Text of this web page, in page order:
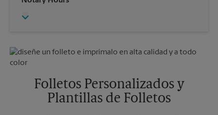
Viernes
Lunes
5:30 PM
Martes
Folletos Personalizados y
Plantillas de Folletos